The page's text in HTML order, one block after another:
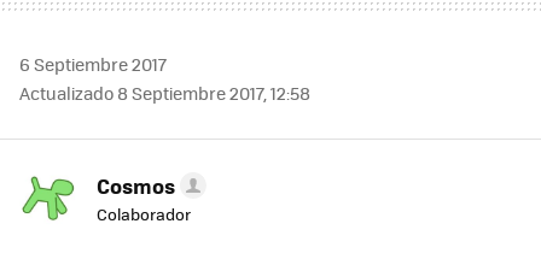
6 Septiembre 2017
Actualizado 8 Septiembre 2017, 12:58
Cosmos
Colaborador